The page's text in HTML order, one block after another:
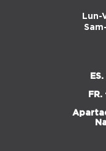
Lun-
FR.